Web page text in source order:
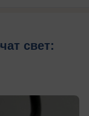
свет: